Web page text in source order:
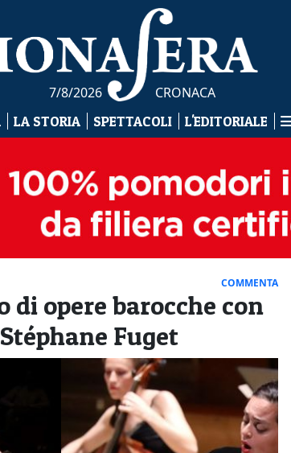
7/8/2026 CRONACA
LA STORIA SPETTACOLI L'EDITORIALE
COMMENTA
opere barocche con
Fuget